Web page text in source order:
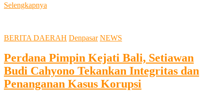
Selengkapnya
sebagai
Kepemimpinan
BERITA DAERAH Denpasar NEWS
Perdana Pimpin Kejati Bali, Setiawan
Budi Cahyono Tekankan Integritas dan
Penanganan Kasus Korupsi